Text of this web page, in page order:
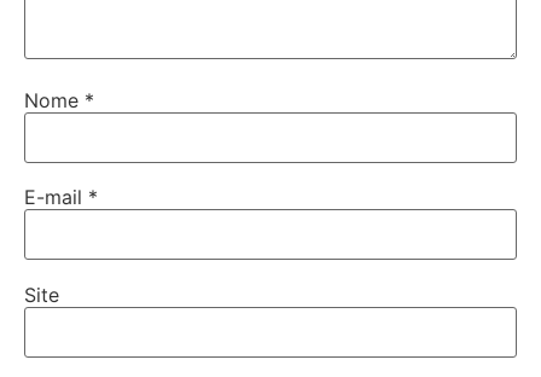
Nome *
E-mail *
Site